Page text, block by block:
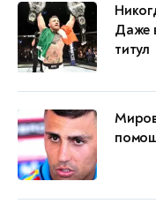
Даже
титул